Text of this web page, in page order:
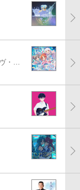
安部菜々(CV:三宅麻理恵)、神崎蘭子(CV:内田真礼)、イヴ・サンタクロース(CV:松永あかね)